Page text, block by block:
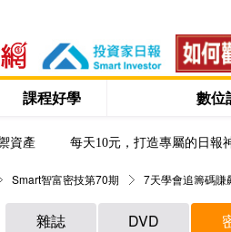
課程好學 數位
資產 每天10元，打造專屬的日報
Smart智富密技第70期 7天學會追籌碼賺
雜誌 DVD